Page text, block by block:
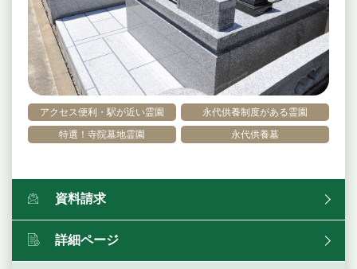
アクセス便利・駅が近い霊園
永代供養制度がある霊園
特選！寺院墓地霊園
永代供養墓
資料請求
詳細ページ